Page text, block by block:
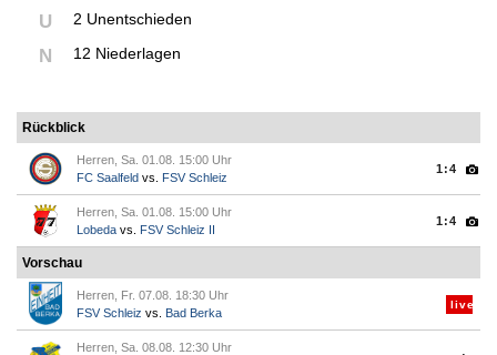
U 2 Unentschieden
N 12 Niederlagen
Rückblick
Herren, Sa. 01.08. 15:00 Uhr
FC Saalfeld vs. FSV Schleiz
1:4
Herren, Sa. 01.08. 15:00 Uhr
Lobeda vs. FSV Schleiz II
1:4
Vorschau
Herren, Fr. 07.08. 18:30 Uhr
FSV Schleiz vs. Bad Berka
live
Herren, Sa. 08.08. 12:30 Uhr